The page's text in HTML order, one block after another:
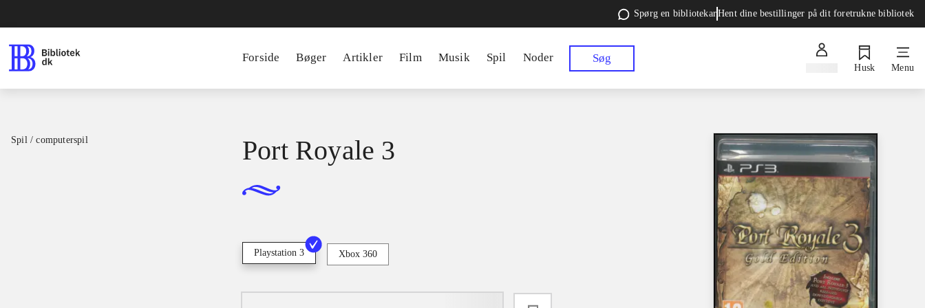
Spørg en bibliotekarHent dine bestillinger på dit foretrukne bibliotek
Forside Bøger Artikler Film Musik Spil Noder Søg
Husk Menu
Spil / computerspil Port Royale 3
Playstation 3 Xbox 360